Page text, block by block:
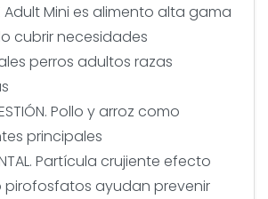
Adult Mini es alimento alta gama
cubrir necesidades
perros adultos razas
Pollo y arroz como
principales
Partícula crujiente efecto
pirofosfatos ayudan prevenir